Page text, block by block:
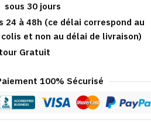
sous 30 jours
24 à 48h (ce délai correspond au
et non au délai de livraison)
Gratuit
100% Sécurisé